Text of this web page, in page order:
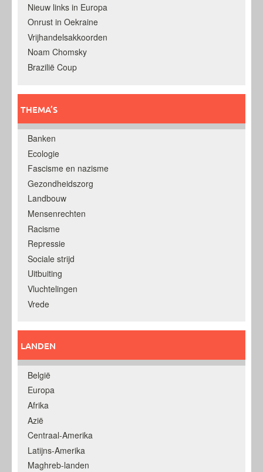
Nieuw links in Europa
Onrust in Oekraine
Vrijhandelsakkoorden
Noam Chomsky
Brazilië Coup
THEMA’S
Banken
Ecologie
Fascisme en nazisme
Gezondheidszorg
Landbouw
Mensenrechten
Racisme
Repressie
Sociale strijd
Uitbuiting
Vluchtelingen
Vrede
LANDEN
België
Europa
Afrika
Azië
Centraal-Amerika
Latijns-Amerika
Maghreb-landen